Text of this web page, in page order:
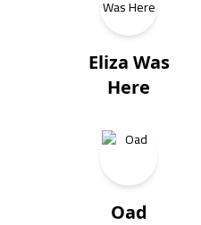
Eliza Was
Here
Oad